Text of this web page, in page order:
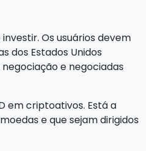
Os usuários devem
dos Estados Unidos
e negociadas
em criptoativos. Está a
e que sejam dirigidos